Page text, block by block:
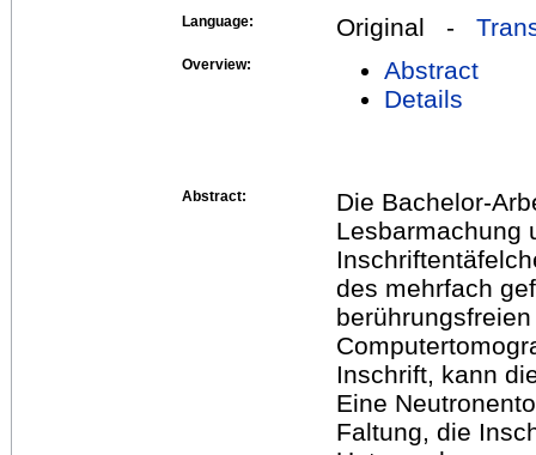
Language:
Original -
Overview:
Abstract
Details
Abstract:
Die Bachelor-
Lesbarmachung
des mehrfach
Inschrift, kann
Eine
Faltung, die